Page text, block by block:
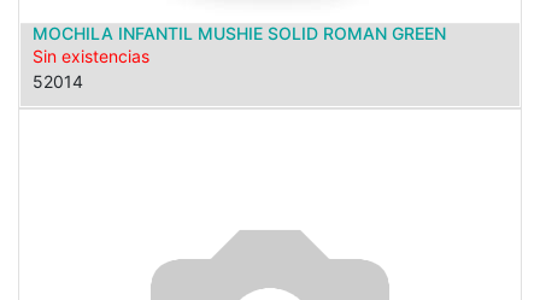
MOCHILA INFANTIL MUSHIE SOLID ROMAN GREEN
Sin existencias
52014